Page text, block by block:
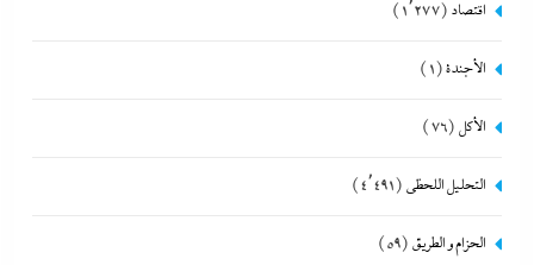
اقتصاد (1٬277)
الأجندة(1)
الأكل (76)
التحليل اللحظي (4٬491)
الحزام و الطريق (59)